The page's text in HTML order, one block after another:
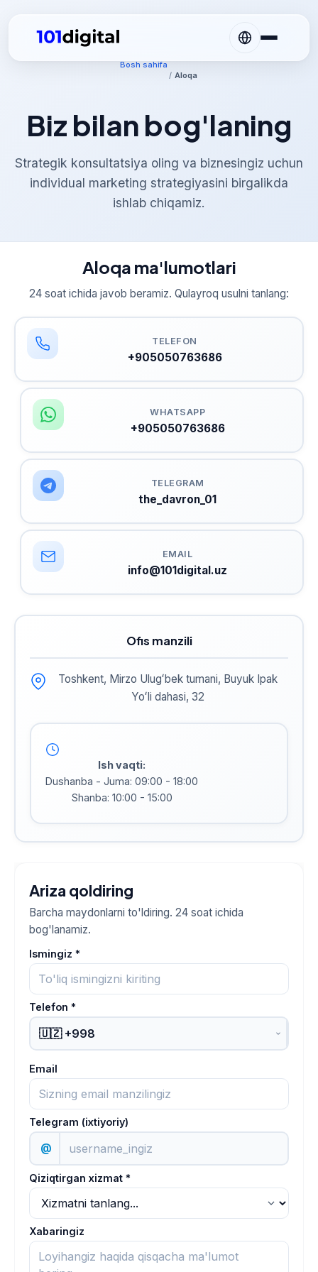
Bosh sahifa
/ Aloqa
Biz bilan bog'laning
Strategik konsultatsiya oling va biznesingiz uchun
individual marketing strategiyasini birgalikda
ishlab chiqamiz.
Aloqa ma'lumotlari
24 soat ichida javob beramiz. Qulayroq usulni tanlang:
TELEFON
+905050763686
WHATSAPP
+905050763686
TELEGRAM
the_davron_01
EMAIL
info@101digital.uz
Ofis manzili
Toshkent, Mirzo Ulugʻbek tumani, Buyuk Ipak
Yoʻli dahasi, 32
Ish vaqti:
Dushanba - Juma: 09:00 - 18:00
Shanba: 10:00 - 15:00
Ariza qoldiring
Barcha maydonlarni to'ldiring. 24 soat ichida
bog'lanamiz.
Ismingiz *
Telefon *
Email
Telegram (ixtiyoriy)
@
Qiziqtirgan xizmat *
Xabaringiz